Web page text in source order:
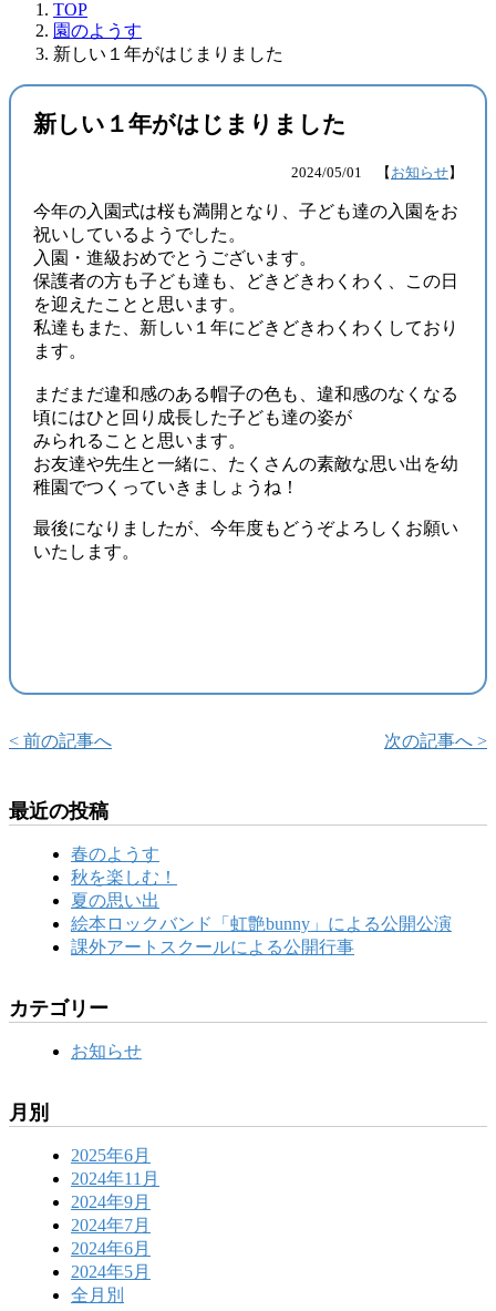
TOP
園のようす
新しい１年がはじまりました
新しい１年がはじまりました
2024/05/01 【 お知らせ】
今年の入園式は桜も満開となり、子ども達の入園をお
祝いしているようでした。
入園・進級おめでとうございます。
保護者の方も子ども達も、どきどきわくわく、この日
を迎えたことと思います。
私達もまた、新しい１年にどきどきわくわくしており
ます。
まだまだ違和感のある帽子の色も、違和感のなくなる
頃にはひと回り成長した子ども達の姿が
みられることと思います。
お友達や先生と一緒に、たくさんの素敵な思い出を幼
稚園でつくっていきましょうね！
最後になりましたが、今年度もどうぞよろしくお願い
いたします。
< 前の記事へ 次の記事へ >
最近の投稿
春のようす
秋を楽しむ！
夏の思い出
絵本ロックバンド「虹艶bunny」による公開公演
課外アートスクールによる公開行事
カテゴリー
お知らせ
月別
2025年6月
2024年11月
2024年9月
2024年7月
2024年6月
2024年5月
全月別